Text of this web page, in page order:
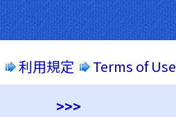
利用規定 Terms of Use
>>>